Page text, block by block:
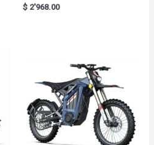
R
a
$ 2'968.00